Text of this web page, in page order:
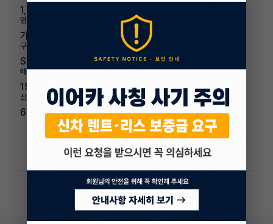
1,615mm / 2,730mm
연료/연비
가솔린 / 10.5km/L (4등급)
구분/좌석
SUV / 5인승
배기량
1991cc
신차가격
67,900,000원
신차 문의하기 승계 리스트